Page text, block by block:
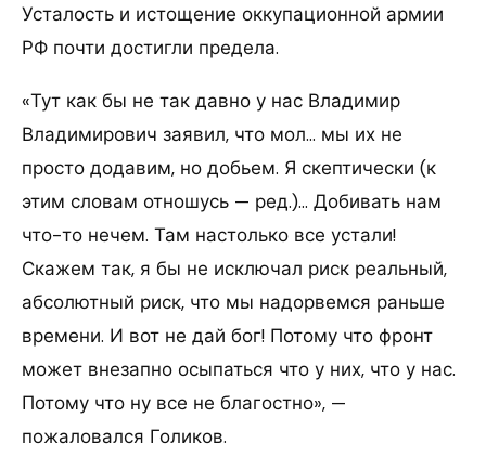
Усталость и истощение оккупационной армии
РФ почти достигли предела.
«Тут как бы не так давно у нас Владимир
Владимирович заявил, что мол… мы их не
просто додавим, но добьем. Я скептически (к
этим словам отношусь — ред.)… Добивать нам
что-то нечем. Там настолько все устали!
Скажем так, я бы не исключал риск реальный,
абсолютный риск, что мы надорвемся раньше
времени. И вот не дай бог! Потому что фронт
может внезапно осыпаться что у них, что у нас.
Потому что ну все не благостно», —
пожаловался Голиков.